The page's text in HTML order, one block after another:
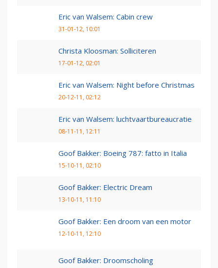
Eric van Walsem: Cabin crew
31-01-12, 10:01
Christa Kloosman: Solliciteren
17-01-12, 02:01
Eric van Walsem: Night before Christmas
20-12-11, 02:12
Eric van Walsem: luchtvaartbureaucratie
08-11-11, 12:11
Goof Bakker: Boeing 787: fatto in Italia
15-10-11, 02:10
Goof Bakker: Electric Dream
13-10-11, 11:10
Goof Bakker: Een droom van een motor
12-10-11, 12:10
Goof Bakker: Droomscholing